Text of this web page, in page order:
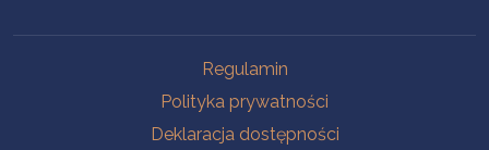
Regulamin
Polityka prywatności
Deklaracja dostępności